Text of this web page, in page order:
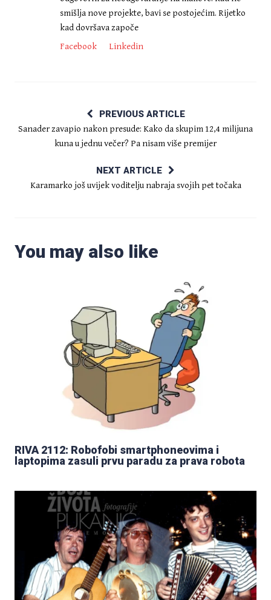
smišlja nove projekte, bavi se postojećim. Rijetko
kad dovršava započe
Facebook
Linkedin
PREVIOUS ARTICLE
Sanader zavapio nakon presude: Kako da skupim 12,4 milijuna
kuna u jednu večer? Pa nisam više premijer
NEXT ARTICLE
Karamarko još uvijek voditelju nabraja svojih pet točaka
You may also like
RIVA 2112: Robofobi smartphoneovima i
laptopima zasuli prvu paradu za prava robota